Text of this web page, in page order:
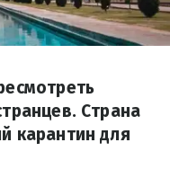
Страна
карантин для